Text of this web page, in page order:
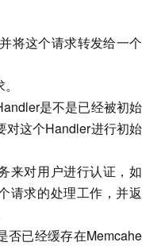
将这个请求转发给一个
是不是已经被初始
对这个Handler进行初始
来对用户进行认证，如
请求的处理工作，并返
否已经缓存在Memcahe